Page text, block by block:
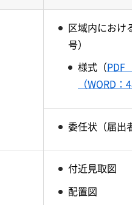
区域内におけ
号）
様式（PDF
（WORD：
委任状（届出
付近見取図
配置図